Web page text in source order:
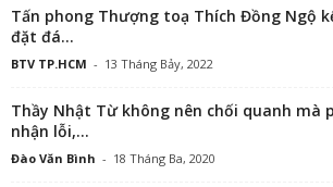
Tấn phong Thượng toạ Thích Đồng Ngộ
đặt đá...
BTV TP.HCM - 13 Tháng Bảy, 2022
Thầy Nhật Từ không nên chối quanh mà
nhận lỗi,...
Đào Văn Bình - 18 Tháng Ba, 2020